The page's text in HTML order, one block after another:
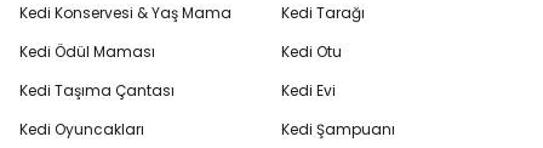
Kedi Konservesi & Yaş Mama
Kedi Ödül Maması
Kedi Taşıma Çantası
Kedi Oyuncakları
Kedi Tarağı
Kedi Otu
Kedi Evi
Kedi Şampuanı